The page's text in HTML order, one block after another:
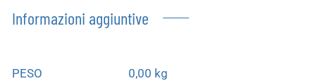
Informazioni aggiuntive
PESO 0,00 kg